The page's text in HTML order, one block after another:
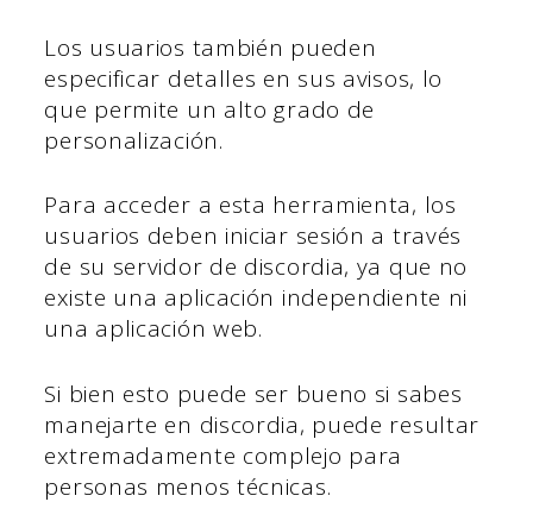
Los usuarios también pueden
especificar detalles en sus avisos, lo
que permite un alto grado de
personalización.
Para acceder a esta herramienta, los
usuarios deben iniciar sesión a través
de su servidor de discordia, ya que no
existe una aplicación independiente ni
una aplicación web.
Si bien esto puede ser bueno si sabes
manejarte en discordia, puede resultar
extremadamente complejo para
personas menos técnicas.